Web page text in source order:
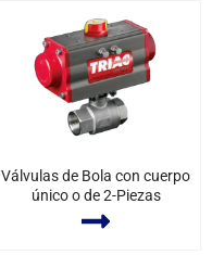
Válvulas de Bola con cuerpo
único o de 2-Piezas